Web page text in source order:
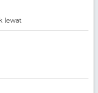
lewat